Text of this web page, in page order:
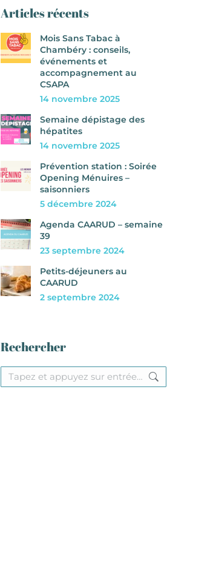
Articles récents
Mois Sans Tabac à
Chambéry : conseils,
événements et
accompagnement au
CSAPA
14 novembre 2025
Semaine dépistage des
hépatites
14 novembre 2025
Prévention station : Soirée
Opening Ménuires –
saisonniers
5 décembre 2024
Agenda CAARUD – semaine
39
23 septembre 2024
Petits-déjeuners au
CAARUD
2 septembre 2024
Rechercher
Recherche